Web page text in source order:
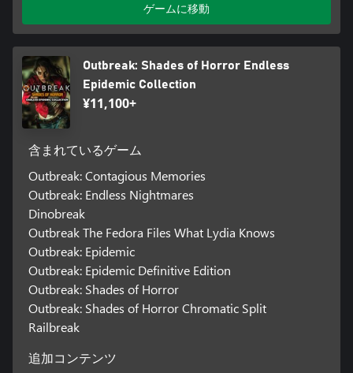
ゲームに移動
Outbreak: Shades of Horror Endless
Epidemic Collection
¥11,100+
含まれているゲーム
Outbreak: Contagious Memories
Outbreak: Endless Nightmares
Dinobreak
Outbreak The Fedora Files What Lydia Knows
Outbreak: Epidemic
Outbreak: Epidemic Definitive Edition
Outbreak: Shades of Horror
Outbreak: Shades of Horror Chromatic Split
Railbreak
追加コンテンツ